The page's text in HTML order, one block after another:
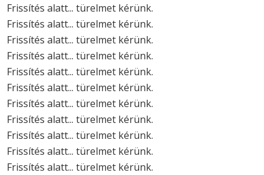
Frissítés alatt... türelmet kérünk.
Frissítés alatt... türelmet kérünk.
Frissítés alatt... türelmet kérünk.
Frissítés alatt... türelmet kérünk.
Frissítés alatt... türelmet kérünk.
Frissítés alatt... türelmet kérünk.
Frissítés alatt... türelmet kérünk.
Frissítés alatt... türelmet kérünk.
Frissítés alatt... türelmet kérünk.
Frissítés alatt... türelmet kérünk.
Frissítés alatt... türelmet kérünk.